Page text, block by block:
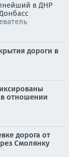
в ДНР
дороги в
отношении
дорога от
Смолянку